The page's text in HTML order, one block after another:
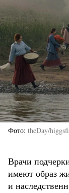
Фото theDay/
Врачи
имеют образ
и